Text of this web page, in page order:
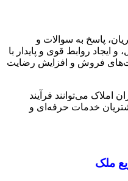
پاسخ به سوالات و
ایجاد روابط قوی و پایدار با
فروش و افزایش رضایت
املاک می‌توانند فرآیند
خدمات حرفه‌ای و
ملک